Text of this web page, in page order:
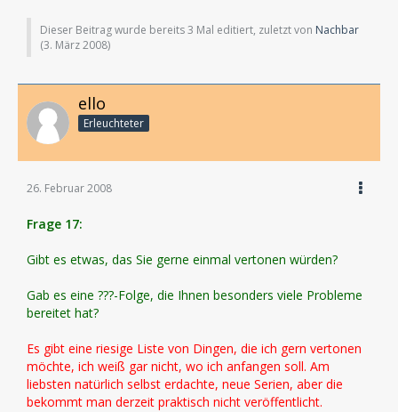
Dieser Beitrag wurde bereits 3 Mal editiert, zuletzt von Nachbar
(3. März 2008)
ello
Erleuchteter
26. Februar 2008
Frage 17:
Gibt es etwas, das Sie gerne einmal vertonen würden?
Gab es eine ???-Folge, die Ihnen besonders viele Probleme
bereitet hat?
Es gibt eine riesige Liste von Dingen, die ich gern vertonen
möchte, ich weiß gar nicht, wo ich anfangen soll. Am
liebsten natürlich selbst erdachte, neue Serien, aber die
bekommt man derzeit praktisch nicht veröffentlicht.